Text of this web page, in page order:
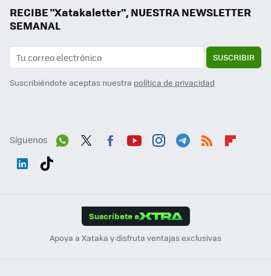
RECIBE "Xatakaletter", NUESTRA NEWSLETTER
SEMANAL
SUSCRIBIR
Suscribiéndote aceptas nuestra política de privacidad
Síguenos
Suscríbete a
Apoya a Xataka y disfruta ventajas exclusivas